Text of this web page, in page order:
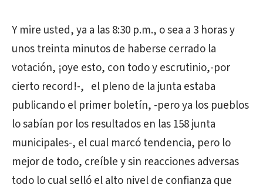
Y mire usted, ya a las 8:30 p.m., o sea a 3 horas y
unos treinta minutos de haberse cerrado la
votación, ¡oye esto, con todo y escrutinio,-por
cierto record!-, el pleno de la junta estaba
publicando el primer boletín, -pero ya los pueblos
lo sabían por los resultados en las 158 junta
municipales-, el cual marcó tendencia, pero lo
mejor de todo, creíble y sin reacciones adversas
todo lo cual selló el alto nivel de confianza que